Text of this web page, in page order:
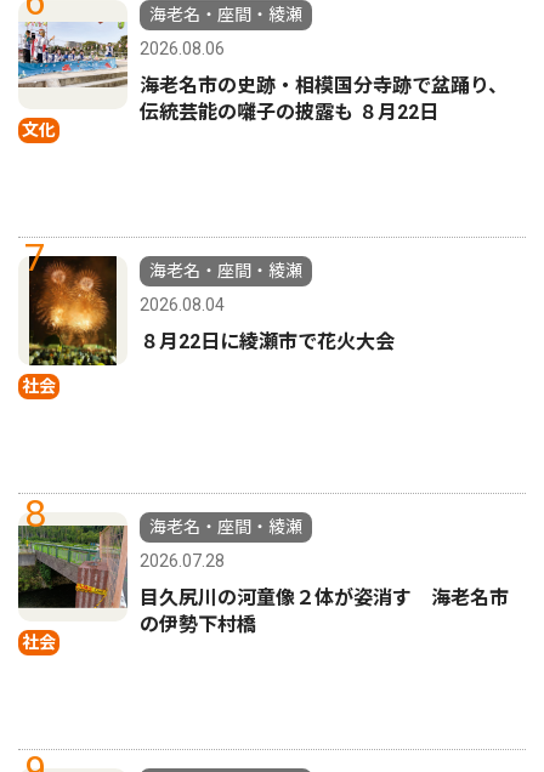
文化
海老名・座間・綾瀬
2026.08.06
海老名市の史跡・相模国分寺跡で盆踊り、
伝統芸能の囃子の披露も ８月22日
7
社会
海老名・座間・綾瀬
2026.08.04
８月22日に綾瀬市で花火大会
8
社会
海老名・座間・綾瀬
2026.07.28
目久尻川の河童像２体が姿消す 海老名市
の伊勢下村橋